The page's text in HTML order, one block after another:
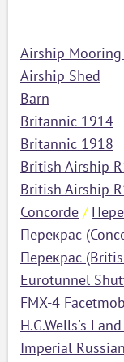
Airship Mooring
Airship Shed
Barn
Britannic 1914
Britannic 1918
British Airship
British Airship
Concorde /
Перекрас
Перекрас
Eurotunnel
FMX-4
H.G.Wells's
Imperial